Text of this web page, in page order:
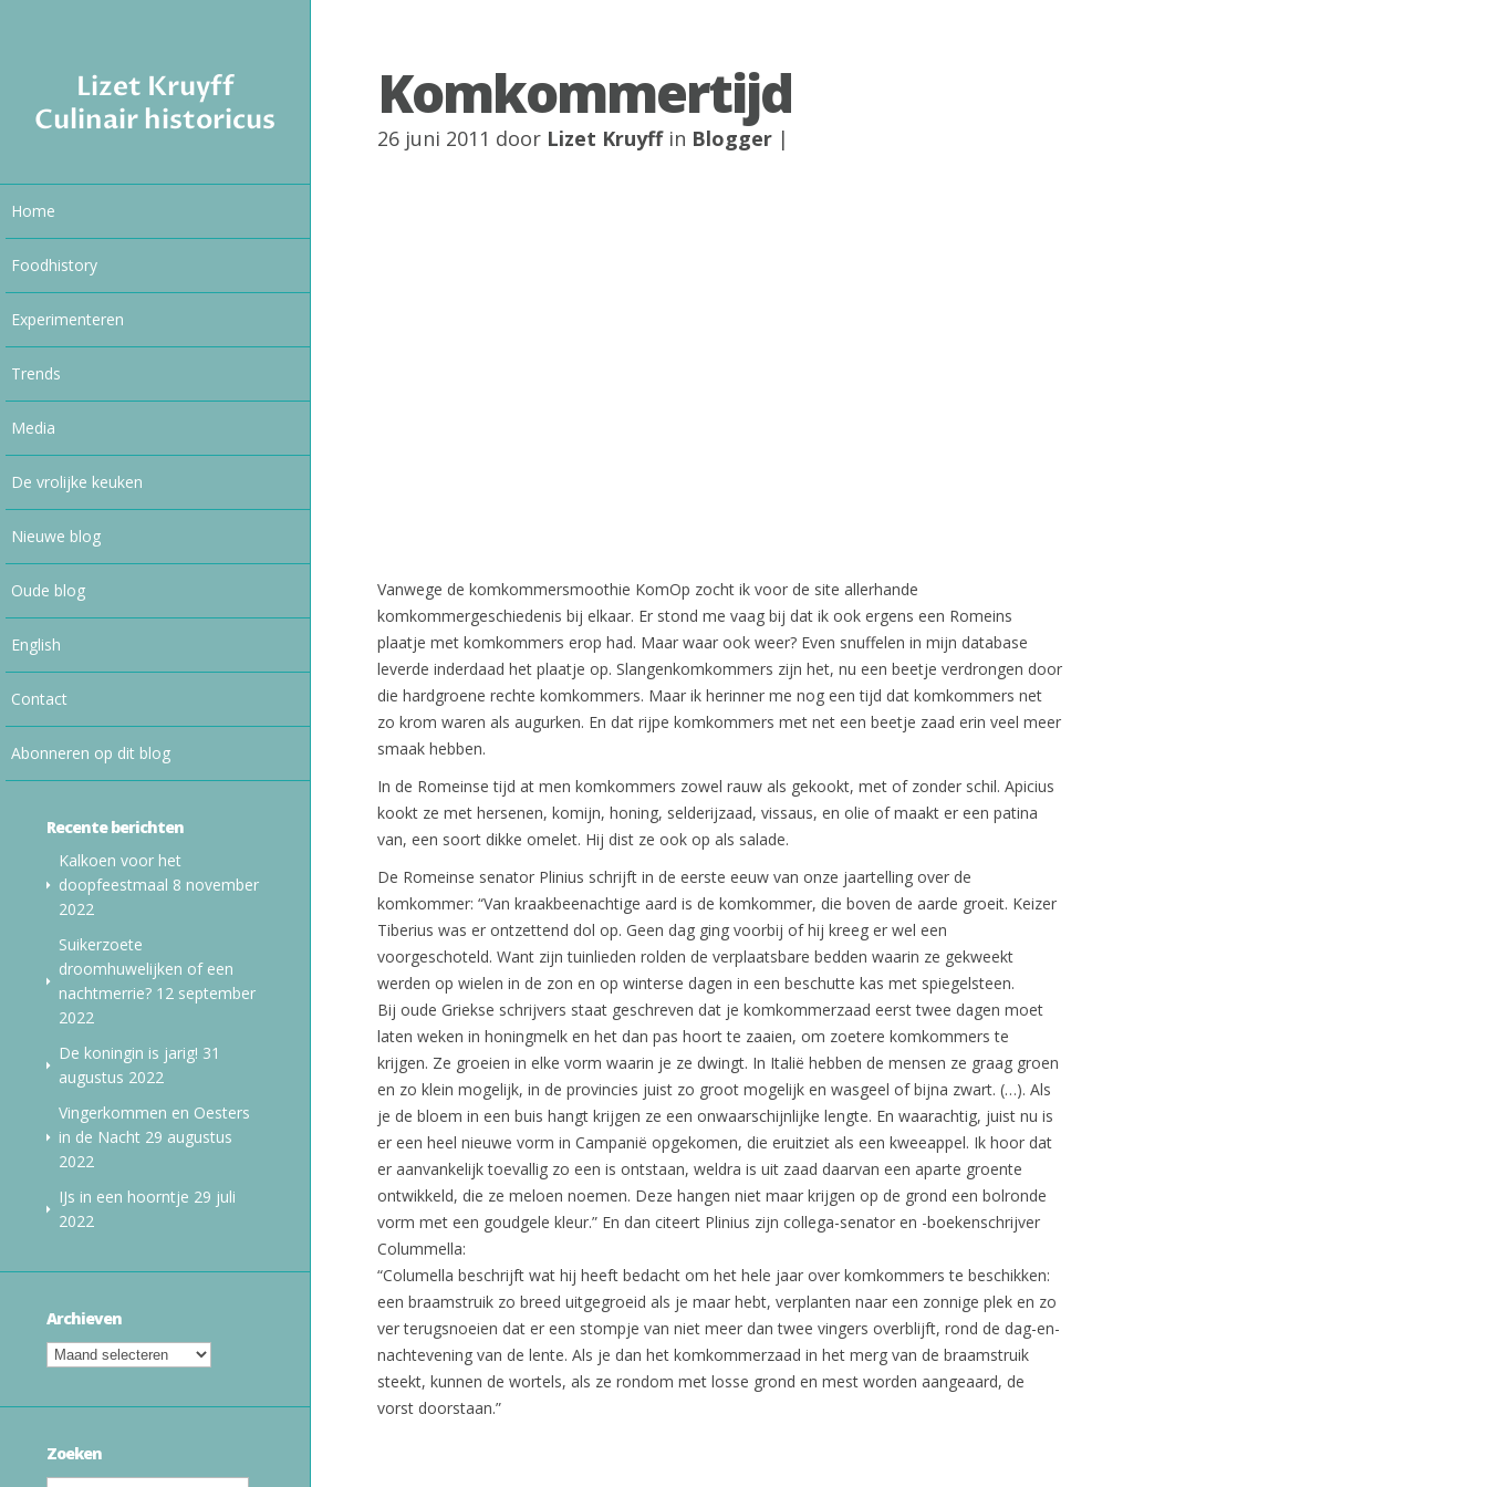
Lizet Kruyff
Culinair historicus
Home
Foodhistory
Experimenteren
Trends
Media
De vrolijke keuken
Nieuwe blog
Oude blog
English
Contact
Abonneren op dit blog
Recente berichten
Kalkoen voor het
doopfeestmaal 8 november
2022
Suikerzoete
droomhuwelijken of een
nachtmerrie? 12 september
2022
De koningin is jarig! 31
augustus 2022
Vingerkommen en Oesters
in de Nacht 29 augustus
2022
IJs in een hoorntje 29 juli
2022
Archieven
Zoeken
Komkommertijd
26 juni 2011 door Lizet Kruyffin Blogger |
Vanwege de komkommersmoothie KomOp zocht ik voor de site allerhande
komkommergeschiedenis bij elkaar. Er stond me vaag bij dat ik ook ergens een Romeins
plaatje met komkommers erop had. Maar waar ook weer? Even snuffelen in mijn database
leverde inderdaad het plaatje op. Slangenkomkommers zijn het, nu een beetje verdrongen door
die hardgroene rechte komkommers. Maar ik herinner me nog een tijd dat komkommers net
zo krom waren als augurken. En dat rijpe komkommers met net een beetje zaad erin veel meer
smaak hebben.
In de Romeinse tijd at men komkommers zowel rauw als gekookt, met of zonder schil. Apicius
kookt ze met hersenen, komijn, honing, selderijzaad, vissaus, en olie of maakt er een patina
van, een soort dikke omelet. Hij dist ze ook op als salade.
De Romeinse senator Plinius schrijft in de eerste eeuw van onze jaartelling over de
komkommer: “Van kraakbeenachtige aard is de komkommer, die boven de aarde groeit. Keizer
Tiberius was er ontzettend dol op. Geen dag ging voorbij of hij kreeg er wel een
voorgeschoteld. Want zijn tuinlieden rolden de verplaatsbare bedden waarin ze gekweekt
werden op wielen in de zon en op winterse dagen in een beschutte kas met spiegelsteen.
Bij oude Griekse schrijvers staat geschreven dat je komkommerzaad eerst twee dagen moet
laten weken in honingmelk en het dan pas hoort te zaaien, om zoetere komkommers te
krijgen. Ze groeien in elke vorm waarin je ze dwingt. In Italië hebben de mensen ze graag groen
en zo klein mogelijk, in de provincies juist zo groot mogelijk en wasgeel of bijna zwart. (…). Als
je de bloem in een buis hangt krijgen ze een onwaarschijnlijke lengte. En waarachtig, juist nu is
er een heel nieuwe vorm in Campanië opgekomen, die eruitziet als een kweeappel. Ik hoor dat
er aanvankelijk toevallig zo een is ontstaan, weldra is uit zaad daarvan een aparte groente
ontwikkeld, die ze meloen noemen. Deze hangen niet maar krijgen op de grond een bolronde
vorm met een goudgele kleur.” En dan citeert Plinius zijn collega-senator en -boekenschrijver
Colummella:
“Columella beschrijft wat hij heeft bedacht om het hele jaar over komkommers te beschikken:
een braamstruik zo breed uitgegroeid als je maar hebt, verplanten naar een zonnige plek en zo
ver terugsnoeien dat er een stompje van niet meer dan twee vingers overblijft, rond de dag-en-
nachtevening van de lente. Als je dan het komkommerzaad in het merg van de braamstruik
steekt, kunnen de wortels, als ze rondom met losse grond en mest worden aangeaard, de
vorst doorstaan.”